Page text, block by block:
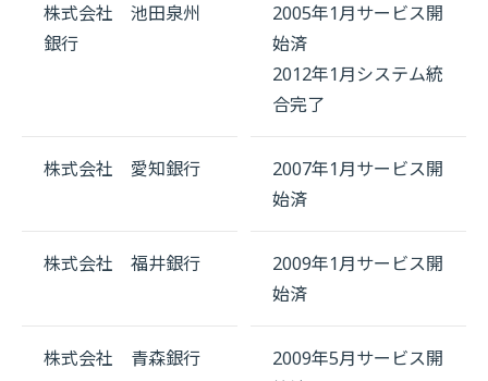
株式会社 池田泉州
銀行
2005年1月サービス開
始済
2012年1月システム統
合完了
株式会社 愛知銀行
2007年1月サービス開
始済
株式会社 福井銀行
2009年1月サービス開
始済
株式会社 青森銀行
2009年5月サービス開